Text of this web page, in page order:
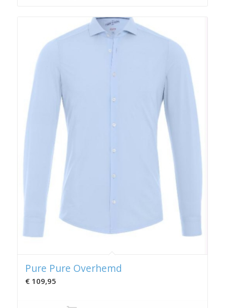
Pure Pure Overhemd
€109,95